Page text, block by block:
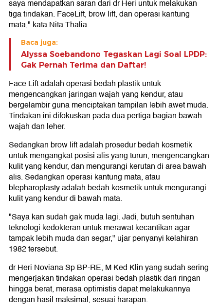
saya mendapatkan saran dari dr Heri untuk melakukan
tiga tindakan. FaceLift, brow lift, dan operasi kantung
mata," kata Nita Thalia.
Baca juga:
Alyssa Soebandono Tegaskan Lagi Soal LPDP:
Gak Pernah Terima dan Daftar!
Face Lift adalah operasi bedah plastik untuk
mengencangkan jaringan wajah yang kendur, atau
bergelambir guna menciptakan tampilan lebih awet muda.
Tindakan ini difokuskan pada dua pertiga bagian bawah
wajah dan leher.
Sedangkan brow lift adalah prosedur bedah kosmetik
untuk mengangkat posisi alis yang turun, mengencangkan
kulit yang kendur, dan mengurangi kerutan di area bawah
alis. Sedangkan operasi kantung mata, atau
blepharoplasty adalah bedah kosmetik untuk mengurangi
kulit yang kendur di bawah mata.
"Saya kan sudah gak muda lagi. Jadi, butuh sentuhan
teknologi kedokteran untuk merawat kecantikan agar
tampak lebih muda dan segar," ujar penyanyi kelahiran
1982 tersebut.
dr Heri Noviana Sp BP-RE, M Ked Klin yang sudah sering
mengerjakan tindakan operasi bedah plastik dari ringan
hingga berat, merasa optimistis dapat melakukannya
dengan hasil maksimal, sesuai harapan.